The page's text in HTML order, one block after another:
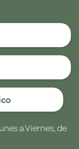
a Viernes, de